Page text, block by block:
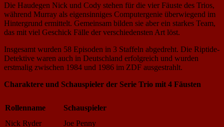
Die Haudegen Nick und Cody stehen für die vier Fäuste des Trios,
während Murray als eigensinniges Computergenie überwiegend im
Hintergrund ermittelt. Gemeinsam bilden sie aber ein starkes Team,
das mit viel Geschick Fälle der verschiedensten Art löst.
Insgesamt wurden 58 Episoden in 3 Staffeln abgedreht. Die Riptide-
Detektive waren auch in Deutschland erfolgreich und wurden
erstmalig zwischen 1984 und 1986 im ZDF ausgestrahlt.
Charaktere und Schauspieler der Serie Trio mit 4 Fäusten
Rollenname
Schauspieler
Nick Ryder
Joe Penny